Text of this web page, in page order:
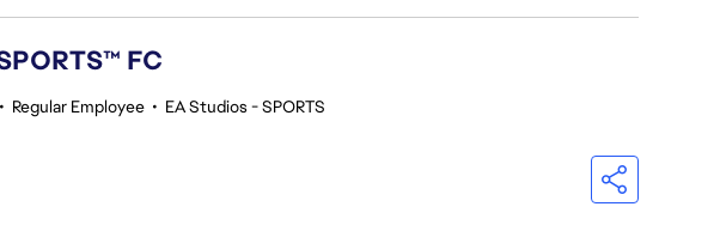
FC
• Regular Employee • EA Studios - SPORTS